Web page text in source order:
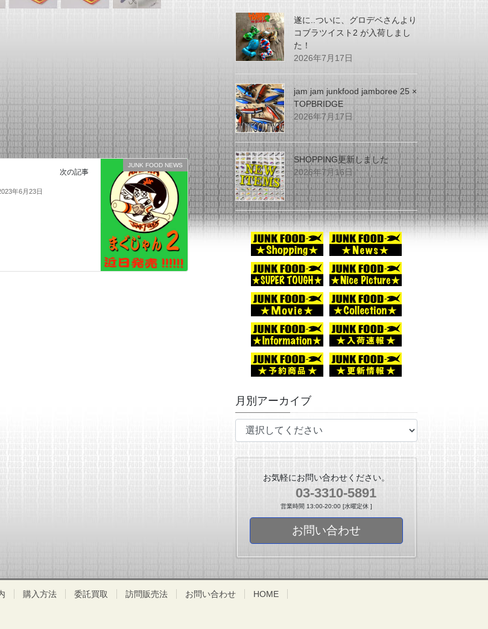
JUNK FOOD NEWS
次の記事
年6月23日
遂に..ついに、グロデベさんより
コブラツイスト2 が入荷しまし
た！
2026年7月17日
jam jam junkfood jamboree 25 ×
TOPBRIDGE
2026年7月17日
SHOPPING更新しました
2026年7月16日
月別アーカイブ
お気軽にお問い合わせください。
03-3310-5891
営業時間 13:00-20:00 [水曜定休 ]
お問い合わせ
購入方法 委託買取 訪問販売法 お問い合わせ HOME